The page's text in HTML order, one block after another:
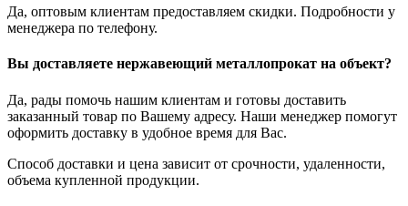
Да, оптовым клиентам предоставляем скидки. Подробности у
менеджера по телефону.
Вы доставляете нержавеющий металлопрокат на объект?
Да, рады помочь нашим клиентам и готовы доставить
заказанный товар по Вашему адресу. Наши менеджер помогут
оформить доставку в удобное время для Вас.
Способ доставки и цена зависит от срочности, удаленности,
объема купленной продукции.